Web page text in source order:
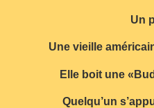
Un
Une vieille
Elle boit une
Quelqu’un